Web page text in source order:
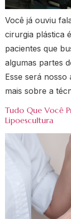
Você já ouviu
cirurgia plástica
pacientes que
algumas partes
Esse será
mais sobre a
Tudo Que Você
Lipoescultura